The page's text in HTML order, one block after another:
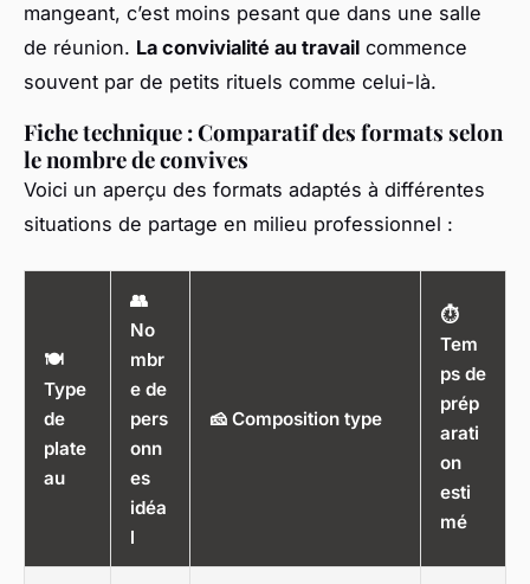
mangeant, c’est moins pesant que dans une salle
de réunion. La convivialité au travail commence
souvent par de petits rituels comme celui-là.
Fiche technique : Comparatif des formats selon
le nombre de convives
Voici un aperçu des formats adaptés à différentes
situations de partage en milieu professionnel :
🍽️
Type
de
plate
au
👥
No
mbr
e de
pers
onn
es
idéa
l
🧀 Composition type
⏱️
Tem
ps de
prép
arati
on
esti
mé